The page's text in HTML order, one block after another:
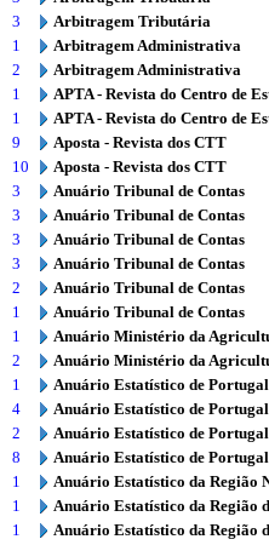
3
Arbitragem Tributária
1
Arbitragem Administrativa
2
Arbitragem Administrativa
1
APTA - Revista do Centro de
1
APTA - Revista do Centro de
9
Aposta - Revista dos CTT
10
Aposta - Revista dos CTT
3
Anuário Tribunal de Contas
3
Anuário Tribunal de Contas
3
Anuário Tribunal de Contas
3
Anuário Tribunal de Contas
2
Anuário Tribunal de Contas
1
Anuário Tribunal de Contas
1
Anuário Ministério da
2
Anuário Ministério da
1
Anuário Estatístico de Portugal
4
Anuário Estatístico de Portugal
2
Anuário Estatístico de Portugal
8
Anuário Estatístico de Portugal
1
Anuário Estatístico da Região
1
Anuário Estatístico da Região
1
Anuário Estatístico da Região